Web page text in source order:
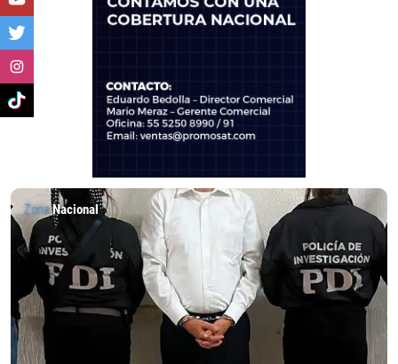
ZonaNacional